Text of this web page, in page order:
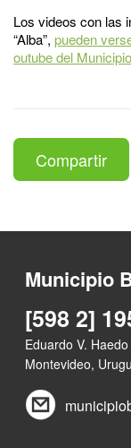
Los videos con las
“Alba”, pueden
outube del Municipio
Compartir
Municipio
[598 2]
Eduardo V.
Montevideo,